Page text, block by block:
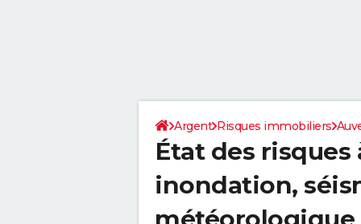
Argent Risques immobiliers
État des risques
inondation,